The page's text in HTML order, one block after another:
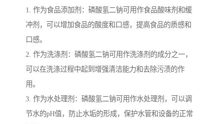
1. 作为食品添加剂：磷酸氢二钠可用作食品酸味剂和缓
冲剂，可以增加食品的酸度和口感，提高食品的质感和
口感。
2. 作为洗涤剂：磷酸氢二钠可用作洗涤剂的成分之一，
可以在洗涤过程中起到增强清洁能力和去除污渍的作
用。
3. 作为水处理剂：磷酸氢二钠可用作水处理剂，可以调
节水的pH值，防止水垢的形成，保护水管和设备的正常